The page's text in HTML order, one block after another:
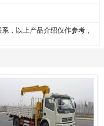
，以上产品介绍仅作参考，